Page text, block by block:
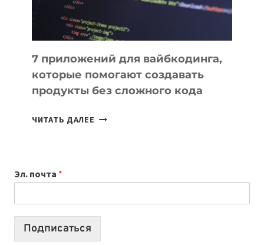
7 приложений для вайбкодинга,
которые помогают создавать
продукты без сложного кода
ЧИТАТЬ ДАЛЕЕ
СОЗДАВАТЬ
ПРОДУКТЫ
Эл. почта *
Подписаться